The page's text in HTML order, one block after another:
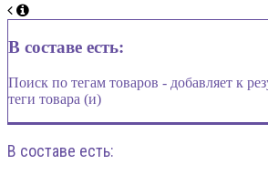
В составе есть:
Поиск по тегам товаров - добавляет к
теги товара (и)
В составе есть: